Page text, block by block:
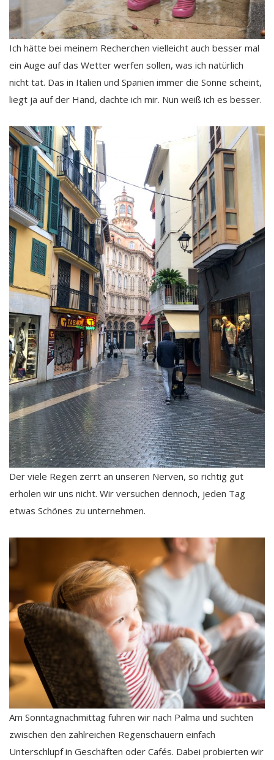
Ich hätte bei meinem Recherchen vielleicht auch besser mal
ein Auge auf das Wetter werfen sollen, was ich natürlich
nicht tat. Das in Italien und Spanien immer die Sonne scheint,
liegt ja auf der Hand, dachte ich mir. Nun weiß ich es besser.
Der viele Regen zerrt an unseren Nerven, so richtig gut
erholen wir uns nicht. Wir versuchen dennoch, jeden Tag
etwas Schönes zu unternehmen.
Am Sonntagnachmittag fuhren wir nach Palma und suchten
zwischen den zahlreichen Regenschauern einfach
Unterschlupf in Geschäften oder Cafés. Dabei probierten wir